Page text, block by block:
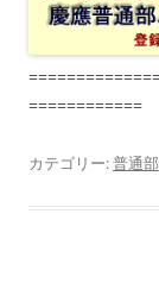
============
カテゴリー:普通部